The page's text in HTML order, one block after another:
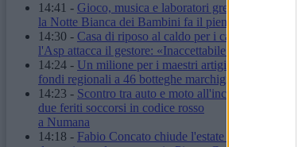
14:41 - Gioco, musica e laboratori green:
la Notte Bianca dei Bambini fa il pieno
14:30 - Casa di riposo al caldo per i cali di tensione:
l'Asp attacca il gestore: «Inaccettabile»
14:24 - Un milione per i maestri artigiani:
fondi regionali a 46 botteghe marchigiane
14:23 - Scontro tra auto e moto all'incrocio:
due feriti soccorsi in codice rosso
a Numana
14:18 - Fabio Concato chiude l'estate di Ancona: